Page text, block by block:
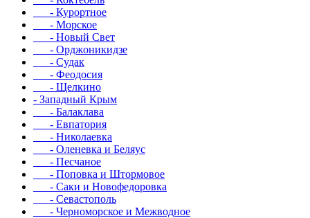
- Курортное
- Морское
- Новый Свет
- Орджоникидзе
- Судак
- Феодосия
- Щелкино
- Западный Крым
- Балаклава
- Евпатория
- Николаевка
- Оленевка и Беляус
- Песчаное
- Поповка и Штормовое
- Саки и Новофедоровка
- Севастополь
- Черноморское и Межводное